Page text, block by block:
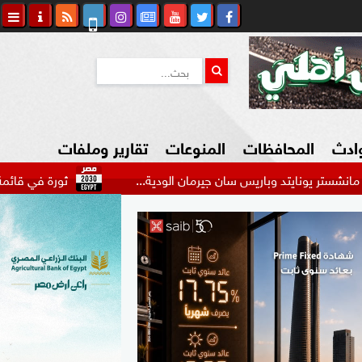
شكاوي المواطن
المحافظات المنوعات
السياحة في مصر
التكنولوجيا
المرأة والأسرة
السيارات
تقارير وملفات
ثورة في قائمة الأهلي.. وباريس سان جيرمان الودية...